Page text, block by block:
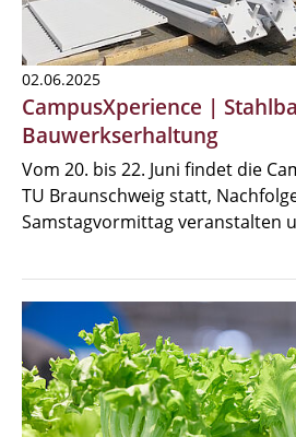
02.06.2025
CampusXperience |
Bauwerkserhaltung
Vom 20. bis 22. Juni findet die
TU Braunschweig statt,
Samstagvormittag veranstalten